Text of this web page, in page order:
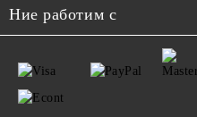
Ние работим с